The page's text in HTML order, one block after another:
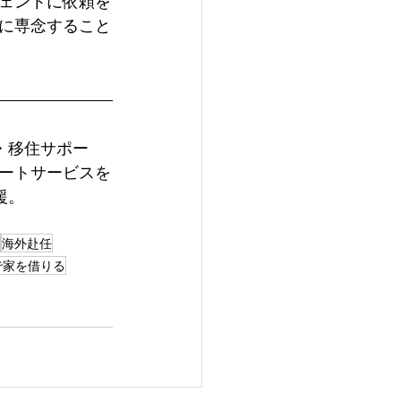
専念すること
移住サポー
トサービスを
海外赴任
を借りる